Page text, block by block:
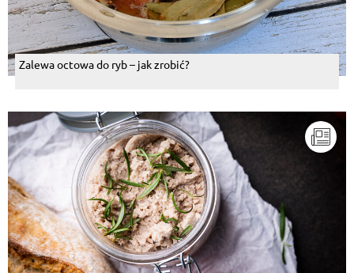
Zalewa octowa do ryb – jak zrobić?